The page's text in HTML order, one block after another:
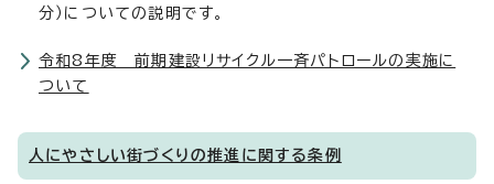
分）についての説明です。
令和8年度 前期建設リサイクル一斉パトロールの実施に
ついて
人にやさしい街づくりの推進に関する条例